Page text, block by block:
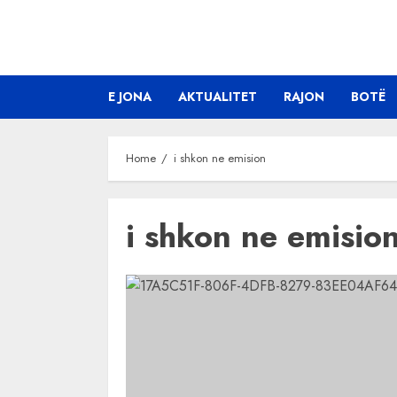
E JONA AKTUALITET RAJON BOTË
Home i shkon ne emision
i shkon ne